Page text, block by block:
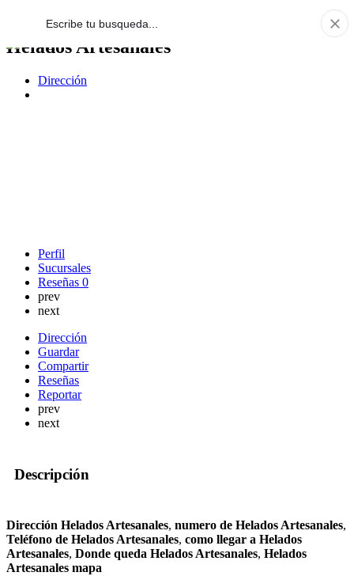
Helados Artesanales
Dirección
Perfil
Sucursales
Reseñas 0
prev
next
Dirección
Guardar
Compartir
Reseñas
Reportar
prev
next
Descripción
Dirección Helados Artesanales, numero de Helados Artesanales,
Teléfono de Helados Artesanales, como llegar a Helados
Artesanales, Donde queda Helados Artesanales, Helados
Artesanales mapa